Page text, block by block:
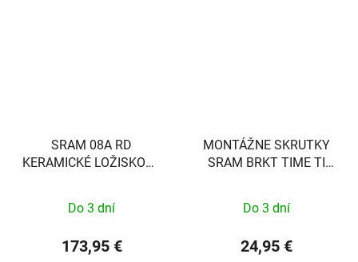
SRAM 08A RD
KERAMICKÉ LOŽISKOVÉ
Do 3 dní
173,95 €
MONTÁŽNE SKRUTKY
SRAM BRKT TIME TI
Do 3 dní
24,95 €